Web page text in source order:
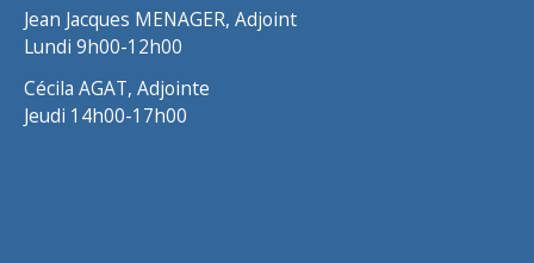
Jean Jacques MENAGER, Adjoint
Lundi 9h00-12h00
Cécila AGAT, Adjointe
Jeudi 14h00-17h00